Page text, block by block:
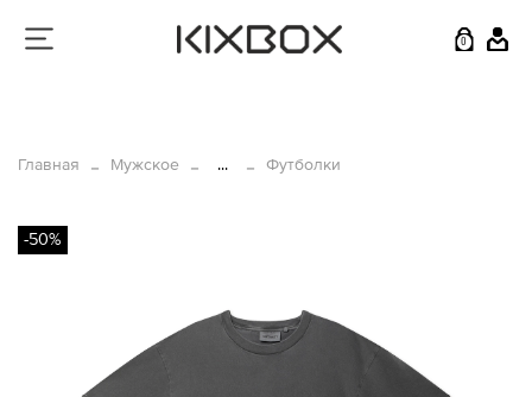
0
Главная Мужское ... Футболки
-50%